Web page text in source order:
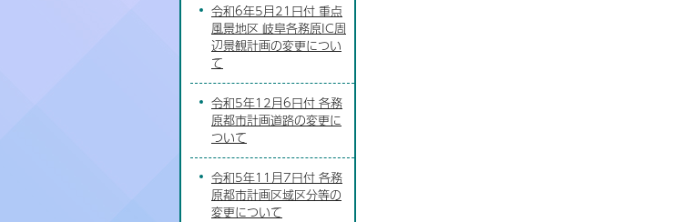
令和6年5月21日付 重点
風景地区 岐阜各務原IC周
辺景観計画の変更につい
て
令和5年12月6日付 各務
原都市計画道路の変更に
ついて
令和5年11月7日付 各務
原都市計画区域区分等の
変更について